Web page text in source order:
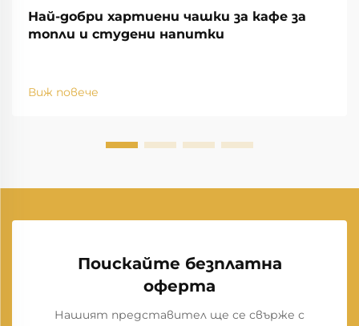
Най-добри хартиени чашки за кафе за
топли и студени напитки
Виж повече
Поискайте безплатна
оферта
Нашият представител ще се свърже с